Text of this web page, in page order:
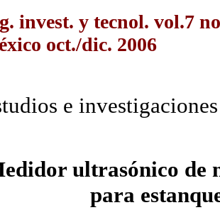
invest. y tecnol. vol.7
oct./dic. 2006
e
ultrasónico de
para